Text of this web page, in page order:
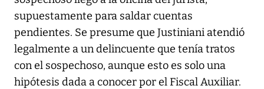
supuestamente para saldar cuentas
pendientes. Se presume que Justiniani atendió
legalmente a un delincuente que tenía tratos
con el sospechoso, aunque esto es solo una
hipótesis dada a conocer por el Fiscal Auxiliar.